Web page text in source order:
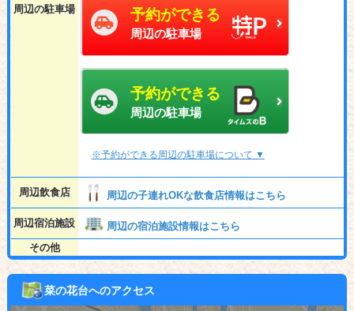
周辺の駐車場 予約ができる
周辺の駐車場
予約ができる
周辺の駐車場
※予約ができる周辺の駐車場について ▼
周辺飲食店 周辺の子連れOKな飲食店情報はこちら
周辺宿泊施設
周辺の宿泊施設情報はこちら
その他
菜の花台へのアクセス